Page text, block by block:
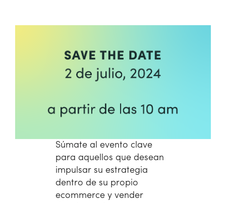
Súmate al evento clave
para aquellos que desean
impulsar su estrategia
dentro de su propio
ecommerce y vender